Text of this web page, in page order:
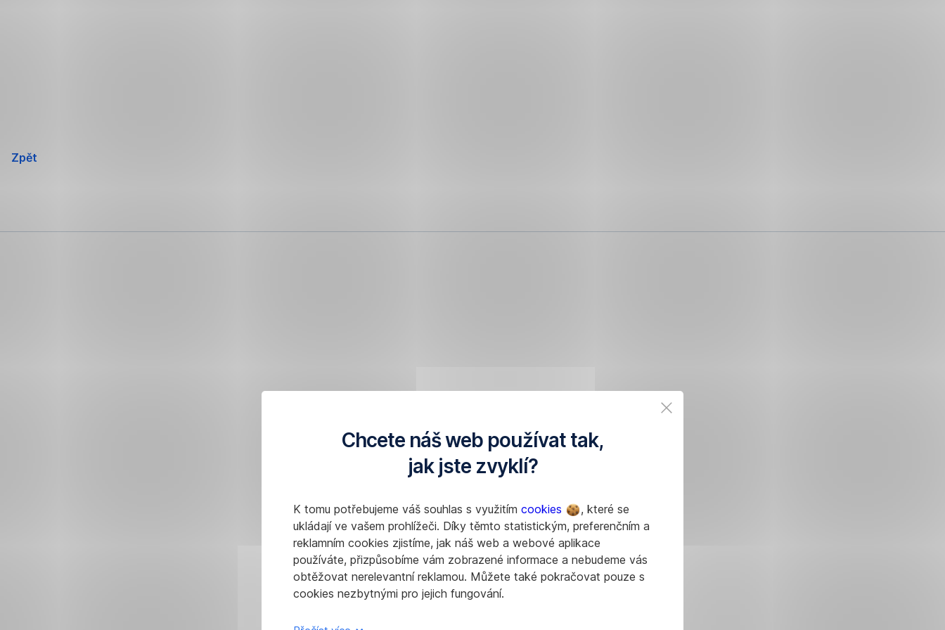
Chcete náš web používat tak,
jak jste zvyklí?
K tomu potřebujeme váš souhlas s využitím cookies
, které se
ukládají ve vašem prohlížeči. Díky těmto statistickým, preferenčním a
reklamním cookies zjistíme, jak náš web a webové aplikace
používáte, přizpůsobíme vám zobrazené informace a nebudeme vás
obtěžovat nerelevantní reklamou. Můžete také pokračovat pouze s
cookies nezbytnými pro jejich fungování.
Zpět